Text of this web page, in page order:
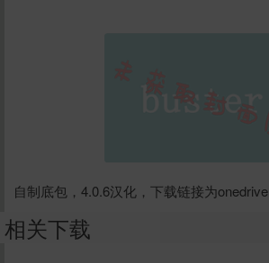
自制底包，4.0.6汉化，下载链接为onedrive
相关下载